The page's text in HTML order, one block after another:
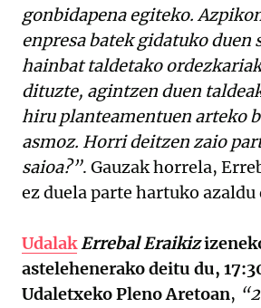
gonbidapena egiteko.
enpresa batek gidatuko duen
hainbat taldetako
dituzte, agintzen duen
hiru planteamentuen arteko
asmoz. Horri deitzen zaio
saioa?”. Gauzak horrela,
ez duela parte hartuko azaldu
UdalakErrebal Eraikiz
astelehenerako deitu du,
Udaletxeko Pleno Aretoan,